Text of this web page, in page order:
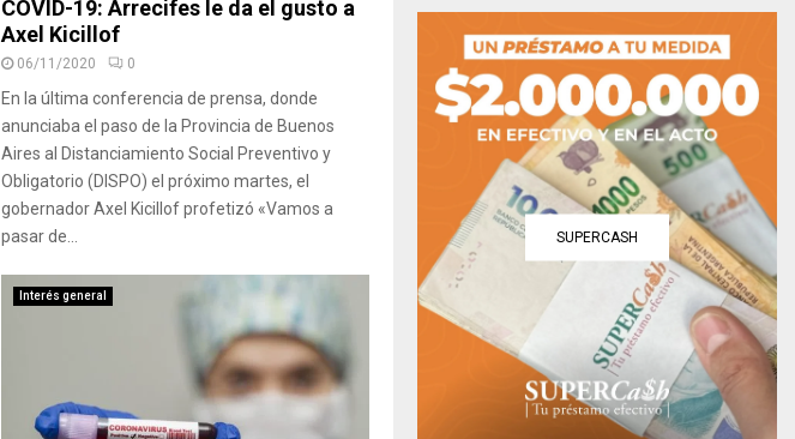
COVID-19: Arrecifes le da el gusto a
Axel Kicillof
06/11/2020 0
En la última conferencia de prensa, donde
anunciaba el paso de la Provincia de Buenos
Aires al Distanciamiento Social Preventivo y
Obligatorio (DISPO) el próximo martes, el
gobernador Axel Kicillof profetizó «Vamos a
pasar de...
Interés general
SUPERCASH